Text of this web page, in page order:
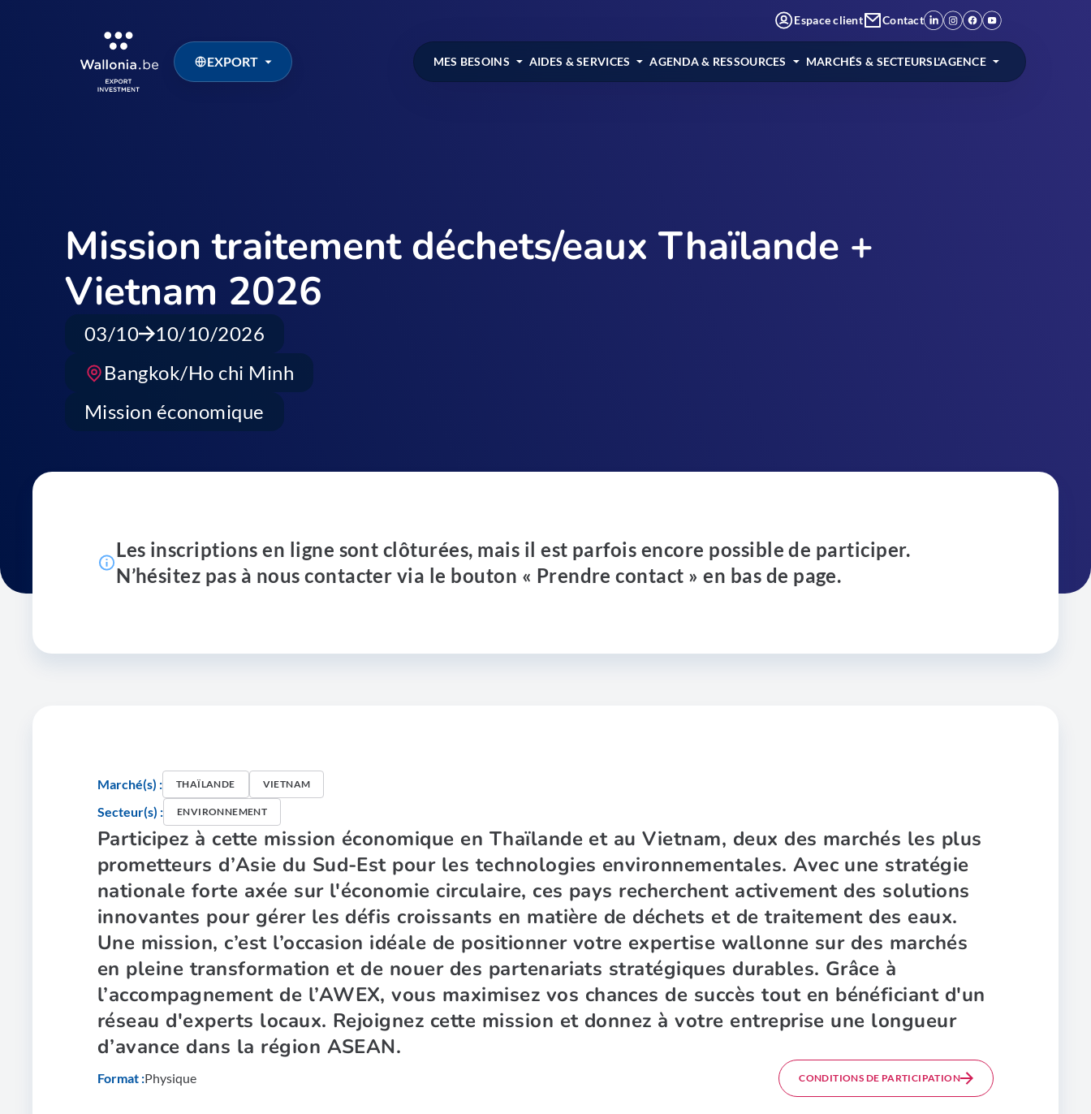
EXPORT
Espace client Contact
MES BESOINS AIDES & SERVICES AGENDA & RESSOURCES MARCHÉS & SECTEURSL'AGENCE
Mission traitement déchets/eaux Thaïlande +
Vietnam 2026
03/10
10/10/2026
Bangkok/Ho chi Minh
Mission économique
Les inscriptions en ligne sont clôturées, mais il est parfois encore possible de participer.
N’hésitez pas à nous contacter via le bouton « Prendre contact » en bas de page.
Marché(s) : THAÏLANDE VIETNAM
Secteur(s) : ENVIRONNEMENT
Participez à cette mission économique en Thaïlande et au Vietnam, deux des marchés les plus
prometteurs d’Asie du Sud-Est pour les technologies environnementales. Avec une stratégie
nationale forte axée sur l'économie circulaire, ces pays recherchent activement des solutions
innovantes pour gérer les défis croissants en matière de déchets et de traitement des eaux.
Une mission, c’est l’occasion idéale de positionner votre expertise wallonne sur des marchés
en pleine transformation et de nouer des partenariats stratégiques durables. Grâce à
l’accompagnement de l’AWEX, vous maximisez vos chances de succès tout en bénéficiant d'un
réseau d'experts locaux. Rejoignez cette mission et donnez à votre entreprise une longueur
d’avance dans la région ASEAN.
Format :Physique CONDITIONS DE PARTICIPATION